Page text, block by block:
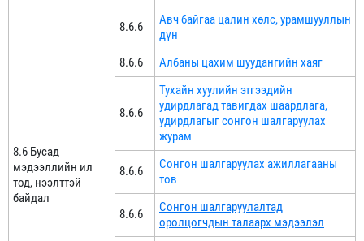
8.6 Бусад
мэдээллийн ил
тод, нээлттэй
байдал
8.6.6
Авч байгаа цалин хөлс, урамшууллын
дүн
8.6.6
Албаны цахим шуудангийн хаяг
8.6.6
Тухайн хуулийн этгээдийн
удирдлагад тавигдах шаардлага,
удирдлагыг сонгон шалгаруулах
журам
8.6.6
Сонгон шалгаруулах ажиллагааны
тов
8.6.6
Сонгон шалгаруулалтад
оролцогчдын талаарх мэдээлэл